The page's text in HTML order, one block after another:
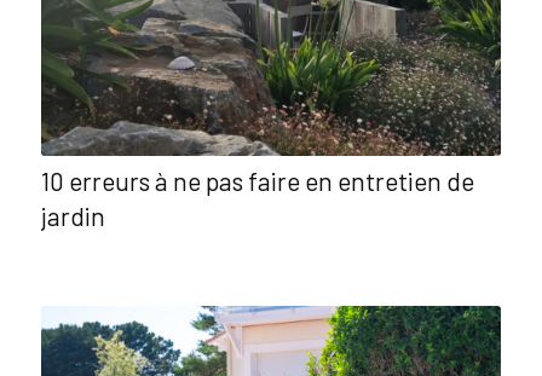
10 erreurs à ne pas faire en entretien de
jardin